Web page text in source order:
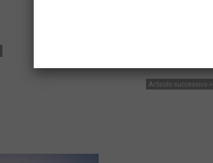
Articolo successivo >